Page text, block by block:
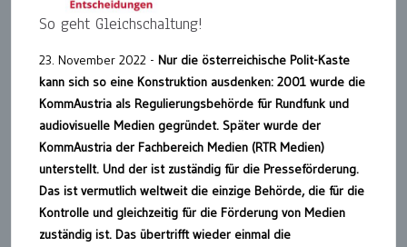
So geht Gleichschaltung!
23. November 2022 - Nur die österreichische Polit-Kaste
kann sich so eine Konstruktion ausdenken: 2001 wurde die
KommAustria als Regulierungsbehörde für Rundfunk und
audiovisuelle Medien gegründet. Später wurde der
KommAustria der Fachbereich Medien (RTR Medien)
unterstellt. Und der ist zuständig für die Presseförderung.
Das ist vermutlich weltweit die einzige Behörde, die für die
Kontrolle und gleichzeitig für die Förderung von Medien
zuständig ist. Das übertrifft wieder einmal die